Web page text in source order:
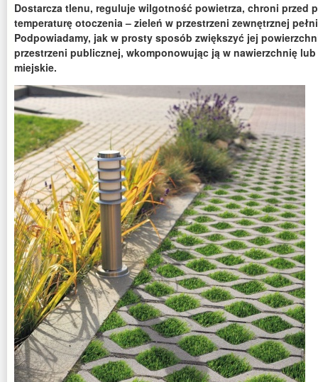
Dostarcza tlenu, reguluje wilgotność powietrza, chroni przed
temperaturę otoczenia – zieleń w przestrzeni zewnętrznej
Podpowiadamy, jak w prosty sposób zwiększyć jej
przestrzeni publicznej, wkomponowując ją w nawierzchnię
miejskie.